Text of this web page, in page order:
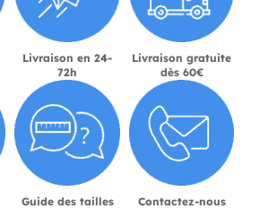
Livraison en 24-
72h
Livraison gratuite
dès 60€
Guide des tailles Contactez-nous